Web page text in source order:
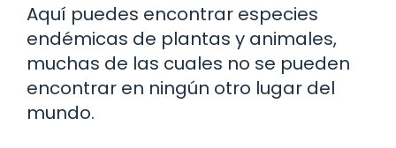
Aquí puedes encontrar especies
endémicas de plantas y animales,
muchas de las cuales no se pueden
encontrar en ningún otro lugar del
mundo.